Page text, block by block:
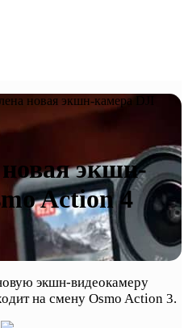
новая экшн-камера DJI
экшн-
Action 4
экшн-видеокамеру
на смену Osmo Action 3.